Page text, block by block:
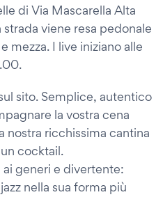
di Via Mascarella Alta
viene resa pedonale
mezza. I live iniziano alle
sito. Semplice, autentico
la vostra cena
nostra ricchissima cantina
cocktail.
ai generi e divertente:
nella sua forma più